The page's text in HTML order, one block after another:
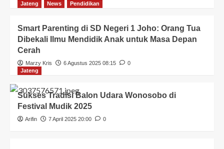
Jateng
News Pendidikan
Smart Parenting di SD Negeri 1 Joho: Orang Tua
Dibekali Ilmu Mendidik Anak untuk Masa Depan
Cerah
Marzy Kris 6 Agustus 2025 08:15
0
Jateng
Sukses Tradisi Balon Udara Wonosobo di
Festival Mudik 2025
Arifin 7 April 2025 20:00 0